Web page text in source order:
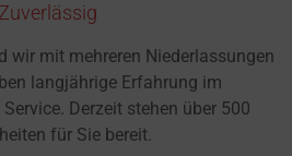
Zuverlässig
wir mit mehreren Niederlassungen
langjährige Erfahrung im
Derzeit stehen über 500
für Sie bereit.